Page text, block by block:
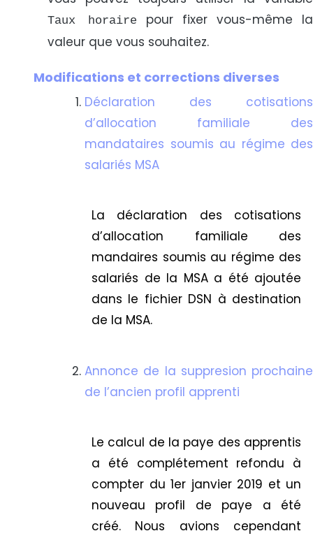
Taux horaire
pour fixer vous-même la
valeur que vous souhaitez.
Modifications et corrections diverses
Déclaration des cotisations
d’allocation familiale des
mandataires soumis au régime des
salariés MSA
La déclaration des cotisations
d’allocation familiale des
mandaires soumis au régime des
salariés de la MSA a été ajoutée
dans le fichier DSN à destination
de la MSA.
Annonce de la suppresion prochaine
de l’ancien profil apprenti
Le calcul de la paye des apprentis
a été complétement refondu à
compter du 1er janvier 2019 et un
nouveau profil de paye a été
créé. Nous avions cependant